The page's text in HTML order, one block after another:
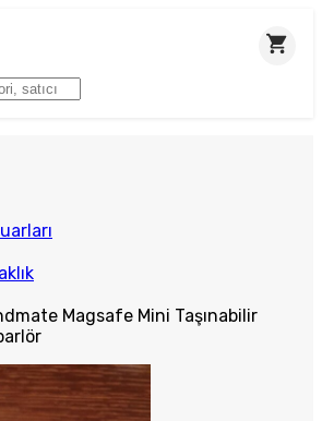
Magsafe Mini Taşınabilir